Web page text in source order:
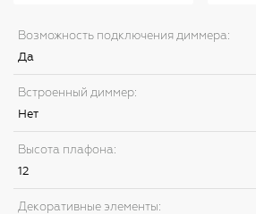
Возможность подключения диммера:
Да
Встроенный диммер:
Нет
Высота плафона:
12
Декоративные элементы: